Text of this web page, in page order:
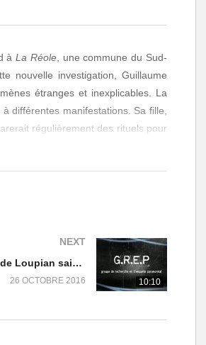
àLa Réole, une commune du Sud-
nouvelle investigation, Guillaume
étranges et inexplicables. La
différentes manifestations. Sa fille,
régulièrement des rituels pour
décidé d’effectuer une sorte
d’effectuer une analyse afin de
résultats seront présents tout au
qu’aucune entité ne hante cette
10:10
NEXT
Maison hantée de Loupian saison 1 episode 1
26 OCTOBRE 2016